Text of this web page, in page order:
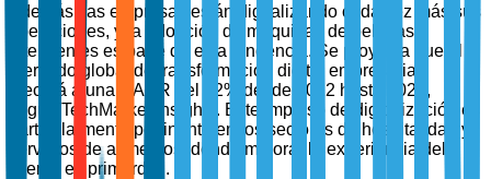
Además, las empresas están digitalizando cada vez más sus
operaciones, y la adopción de máquinas de bebidas
inteligentes es parte de esta tendencia. Se proyecta que el
mercado global de transformación digital empresarial
crecerá a una CAGR del 22% desde 2022 hasta 2027,
según TechMarket Insights. Este impulso de digitalización es
particularmente pertinente en los sectores de hospitalidad y
servicios de alimentos, donde mejorar la experiencia del
cliente es primordial.